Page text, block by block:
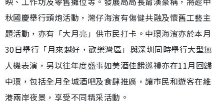
秋國慶舉行頭炮活動，灣仔海濱有傷健共融及懷舊工藝主
題活動，亦有「大月亮」供市民打卡。中環海濱亦於本月
30日舉行「月來越好，歡樂灣區」與深圳同時舉行大型無
人機表演，另以往年度盛事如美酒佳餚巡禮亦在11月回歸
中環，包括全月全城酒吧及食肆推廣，讓市民和遊客在維
港兩岸夜景，享受不同精采活動。